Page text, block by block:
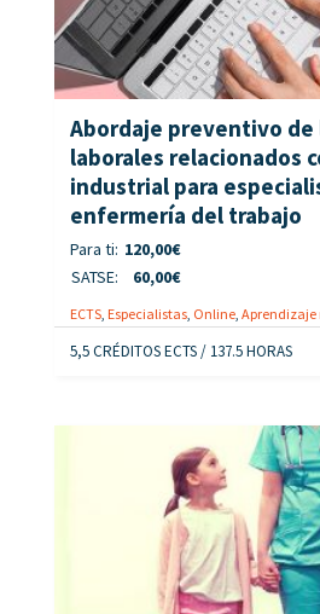
Abordaje preventivo de
laborales relacionados
industrial para
enfermería del trabajo
Para ti: 120,00€
SATSE:
60,00€
ECTS, Especialistas, Online,
5,5 CRÉDITOS ECTS / 137.5 HORAS